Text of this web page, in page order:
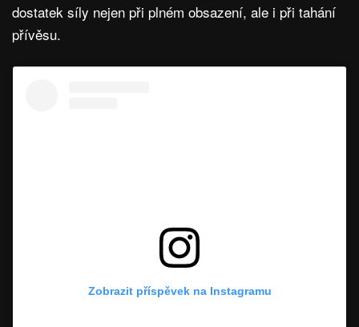
dostatek síly nejen při plném obsazení, ale i při tahání
přívěsu.
Zobrazit příspěvek na Instagramu